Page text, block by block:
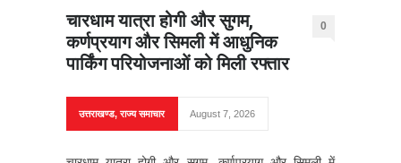
चारधाम यात्रा होगी और सुगम,
कर्णप्रयाग और सिमली में आधुनिक
पार्किंग परियोजनाओं को मिली रफ्तार
0
उत्तराखण्ड,राज्य समाचार August 7, 2026